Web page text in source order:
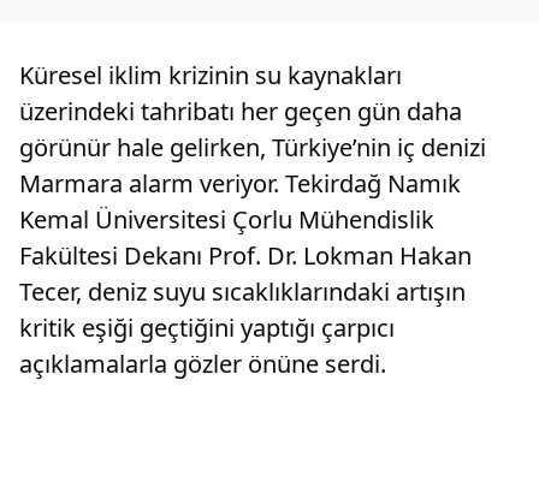
Küresel iklim krizinin su kaynakları
üzerindeki tahribatı her geçen gün daha
görünür hale gelirken, Türkiye’nin iç denizi
Marmara alarm veriyor. Tekirdağ Namık
Kemal Üniversitesi Çorlu Mühendislik
Fakültesi Dekanı Prof. Dr. Lokman Hakan
Tecer, deniz suyu sıcaklıklarındaki artışın
kritik eşiği geçtiğini yaptığı çarpıcı
açıklamalarla gözler önüne serdi.